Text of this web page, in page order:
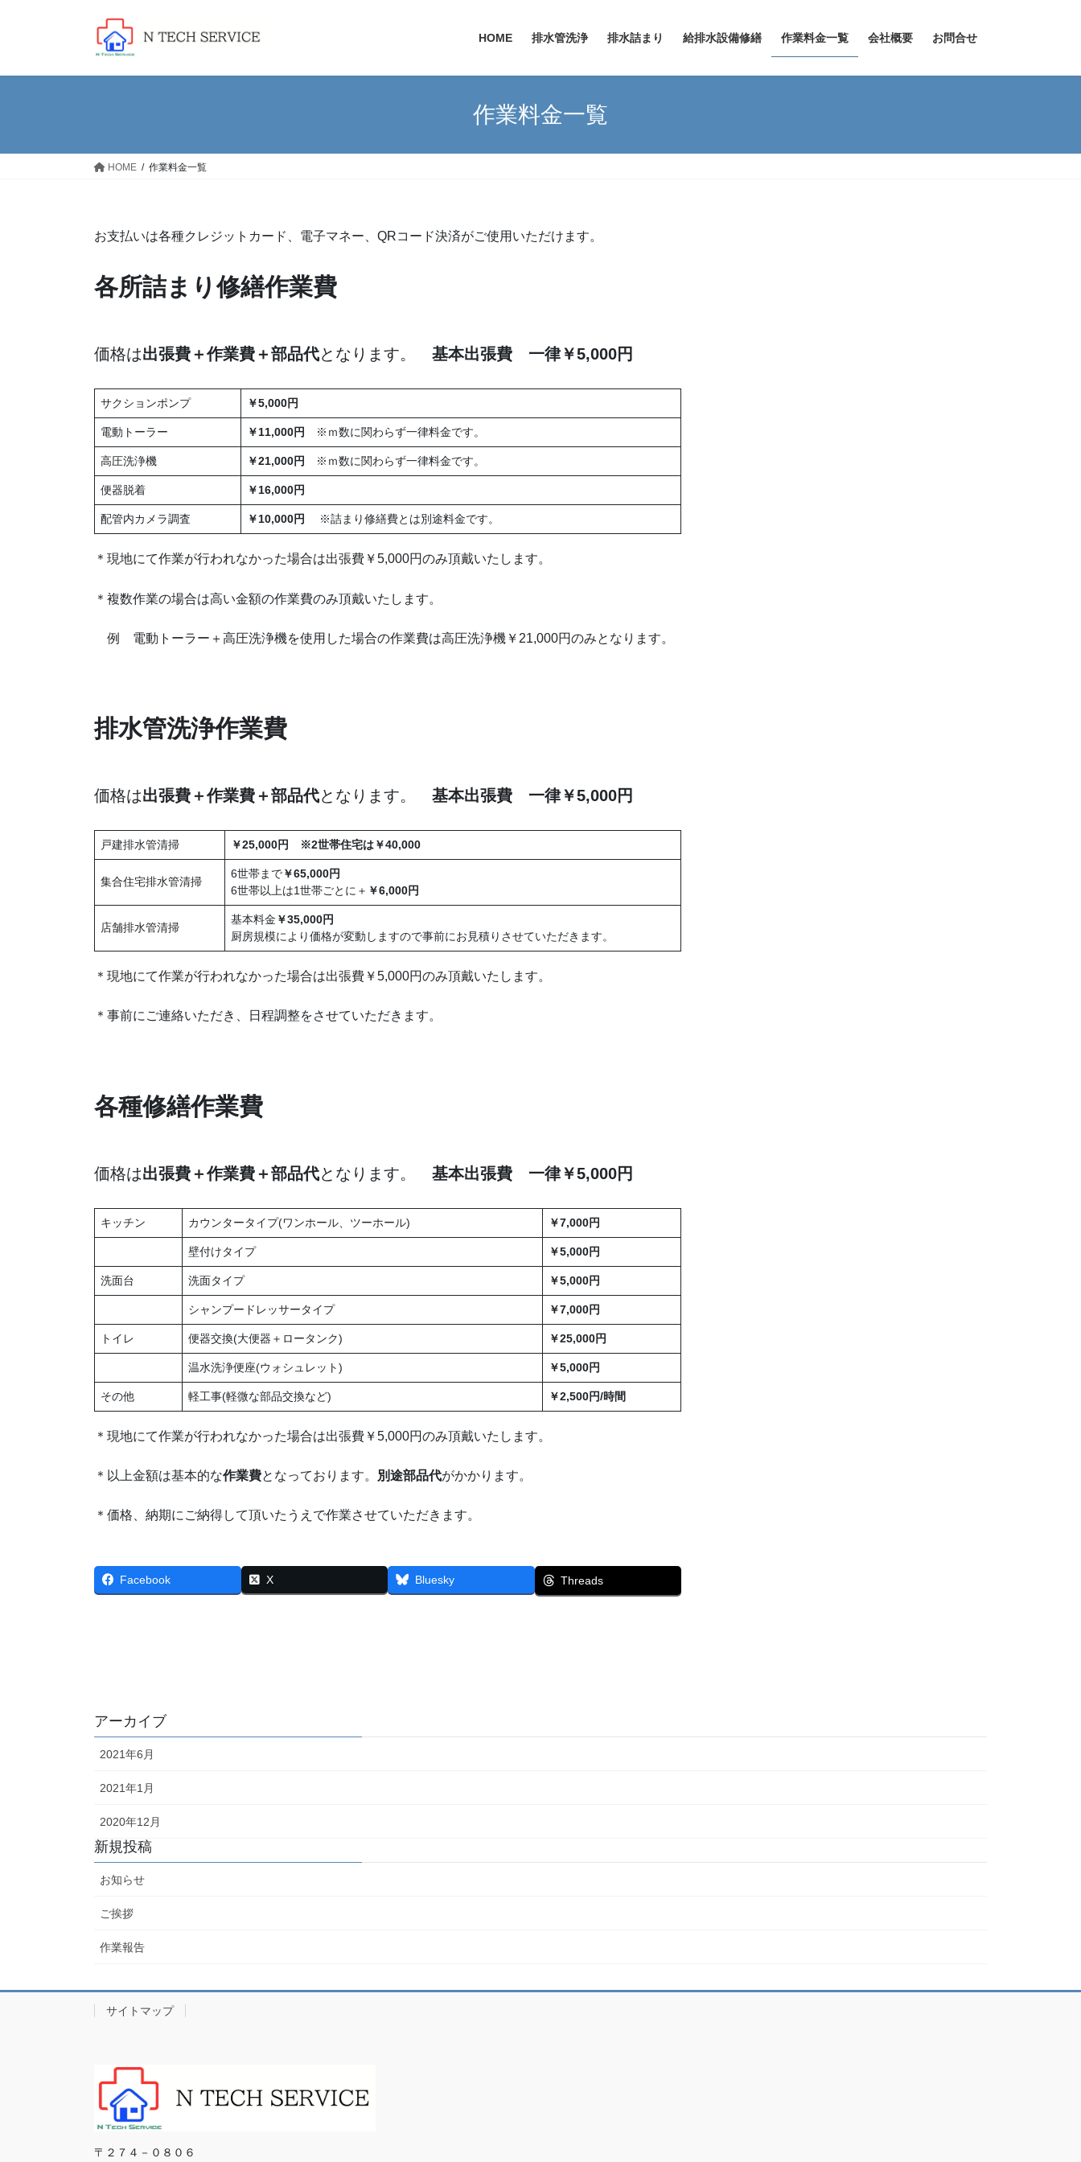
HOME 排水管洗浄 排水詰まり 給排水設備修繕 作業料金一覧 会社概要 お問合せ
作業料金一覧
HOME 作業料金一覧
お支払いは各種クレジットカード、電子マネー、QRコード決済がご使用いただけます。
各所詰まり修繕作業費
価格は出張費＋作業費＋部品代となります。 基本出張費 一律￥5,000円
サクションポンプ ￥5,000円
電動トーラー ￥11,000円 ※ｍ数に関わらず一律料金です。
高圧洗浄機 ￥21,000円 ※ｍ数に関わらず一律料金です。
便器脱着 ￥16,000円
配管内カメラ調査 ￥10,000円 ※詰まり修繕費とは別途料金です。
＊現地にて作業が行われなかった場合は出張費￥5,000円のみ頂戴いたします。
＊複数作業の場合は高い金額の作業費のみ頂戴いたします。
例 電動トーラー＋高圧洗浄機を使用した場合の作業費は高圧洗浄機￥21,000円のみとなります。
排水管洗浄作業費
価格は出張費＋作業費＋部品代となります。 基本出張費 一律￥5,000円
戸建排水管清掃 ￥25,000円 ※2世帯住宅は￥40,000
集合住宅排水管清掃
6世帯まで￥65,000円
6世帯以上は1世帯ごとに＋ ￥6,000円
店舗排水管清掃
基本料金 ￥35,000円
厨房規模により価格が変動しますので事前にお見積りさせていただきます。
＊現地にて作業が行われなかった場合は出張費￥5,000円のみ頂戴いたします。
＊事前にご連絡いただき、日程調整をさせていただきます。
各種修繕作業費
価格は出張費＋作業費＋部品代となります。 基本出張費 一律￥5,000円
キッチン カウンタータイプ(ワンホール、ツーホール) ￥7,000円
壁付けタイプ ￥5,000円
洗面台 洗面タイプ ￥5,000円
シャンプードレッサータイプ ￥7,000円
トイレ 便器交換(大便器＋ロータンク) ￥25,000円
温水洗浄便座(ウォシュレット) ￥5,000円
その他 軽工事(軽微な部品交換など) ￥2,500円/時間
＊現地にて作業が行われなかった場合は出張費￥5,000円のみ頂戴いたします。
＊以上金額は基本的な作業費となっております。 別途部品代がかかります。
＊価格、納期にご納得して頂いたうえで作業させていただきます。
Facebook X Bluesky Threads
アーカイブ
2021年6月
2021年1月
2020年12月
新規投稿
お知らせ
ご挨拶
作業報告
サイトマップ
〒２７４－０８０６